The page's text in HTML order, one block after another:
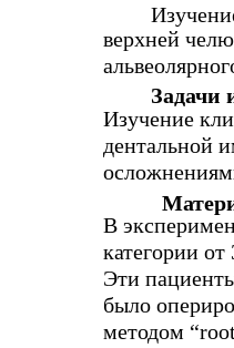
верхней
Задачи
Изучение
дентальной
В
категории
Эти
было
методом